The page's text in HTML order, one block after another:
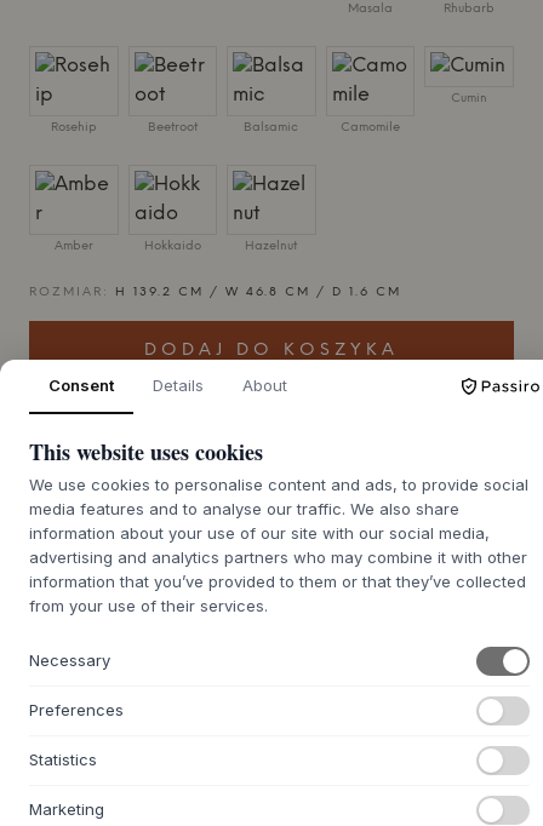
Masala Rhubarb
Rosehip Beetroot Balsamic Camomile
Cumin
Amber Hokkaido Hazelnut
ROZMIAR: H 139.2 CM / W 46.8 CM / D 1.6 CM
DODAJ DO KOSZYKA
O TYM PRODUKCIE +
MontanaSelection to gotowa aranżacja pięknych
modułów do przechowywania od klasycznej duńskiej marki
kreatywnych mebli. Wszystko, co musisz zrobić, to wybrać
dokładnie taką kombinację, jakiej potrzebujesz, a także
wybrać spośród 40 szlachetnych kolorów. Czy potrzebujesz
przedpokoju, łazienki czy sypialni. Prosty design, który
Consent Details About
This website uses cookies
We use cookies to personalise content and ads, to provide social
media features and to analyse our traffic. We also share
information about your use of our site with our social media,
advertising and analytics partners who may combine it with other
information that you’ve provided to them or that they’ve collected
from your use of their services.
Necessary
Preferences
Statistics
Marketing